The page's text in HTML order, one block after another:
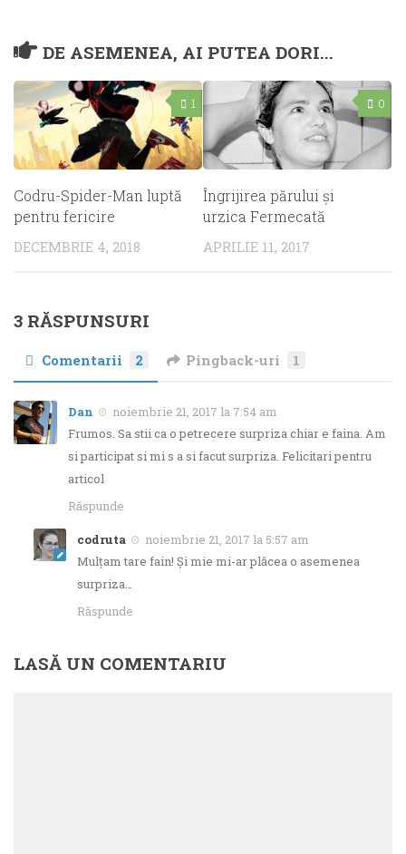
DE ASEMENEA, AI PUTEA DORI...
1
Codru-Spider-Man luptă
pentru fericire
DECEMBRIE 4, 2018
0
Îngrijirea părului şi
urzica Fermecată
APRILIE 11, 2017
3 RĂSPUNSURI
Comentarii 2 Pingback-uri 1
Dan
noiembrie 21, 2017 la 7:54 am
Frumos. Sa stii ca o petrecere surpriza chiar e faina. Am
si participat si mi s a si facut surpriza. Felicitari pentru
articol
Răspunde
codruta
noiembrie 21, 2017 la 5:57 am
Mulțam tare fain! Și mie mi-ar plăcea o asemenea
surpriza…
Răspunde
LASĂ UN COMENTARIU